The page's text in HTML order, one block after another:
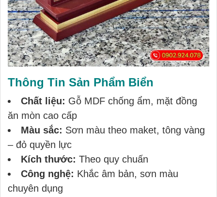
Thông Tin Sản Phẩm Biển
Chất liệu: Gỗ MDF chống ẩm, mặt đồng
ăn mòn cao cấp
Màu sắc: Sơn màu theo maket, tông vàng
– đỏ quyền lực
Kích thước: Theo quy chuấn
Công nghệ: Khắc âm bản, sơn màu
chuyên dụng